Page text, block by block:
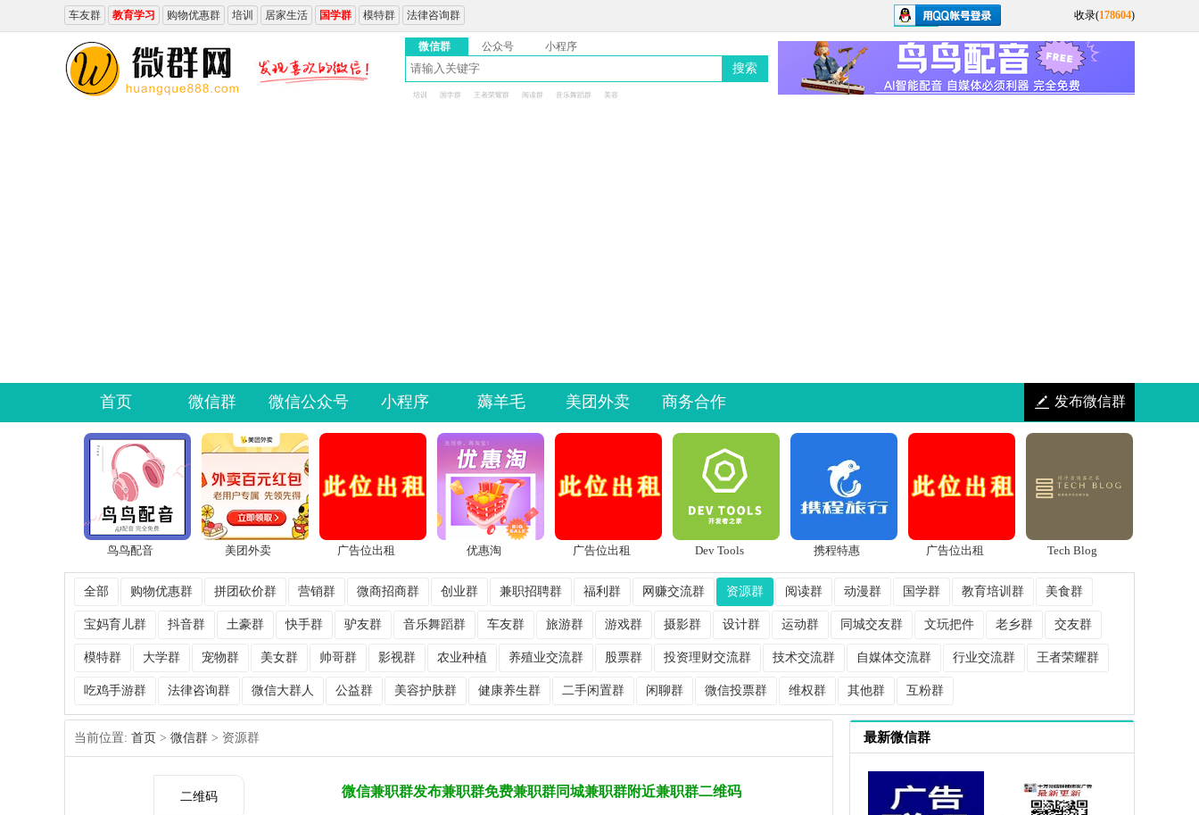
车友群 教育学习 购物优惠群 培训 居家生活 国学群 模特群 法律咨询群 收录(178604)
微信群 公众号 小程序
搜索
培训 国学群 王者荣耀群 阅读群 音乐舞蹈群 美容
首页 微信群 微信公众号 小程序 薅羊毛 美团外卖 商务合作 发布微信群
鸟鸟配音 美团外卖 广告位出租 优惠淘 广告位出租 Dev Tools 携程特惠 广告位出租 Tech Blog
全部 购物优惠群 拼团砍价群 营销群 微商招商群 创业群 兼职招聘群 福利群 网赚交流群 资源群 阅读群 动漫群 国学群 教育培训群 美食群
宝妈育儿群 抖音群 土豪群 快手群 驴友群 音乐舞蹈群 车友群 旅游群 游戏群 摄影群 设计群 运动群 同城交友群 文玩把件 老乡群 交友群
模特群 大学群 宠物群 美女群 帅哥群 影视群 农业种植 养殖业交流群 股票群 投资理财交流群 技术交流群 自媒体交流群 行业交流群 王者荣耀群
吃鸡手游群 法律咨询群 微信大群人 公益群 美容护肤群 健康养生群 二手闲置群 闲聊群 微信投票群 维权群 其他群 互粉群
当前位置: 首页 > 微信群 > 资源群
二维码 微信兼职群发布兼职群免费兼职群同城兼职群附近兼职群二维码
最新微信群